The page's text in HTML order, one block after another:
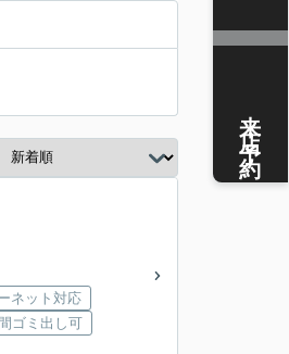
ネット対応
ゴミ出し可
来店予約